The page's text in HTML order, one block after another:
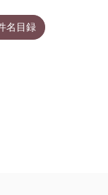
名目録